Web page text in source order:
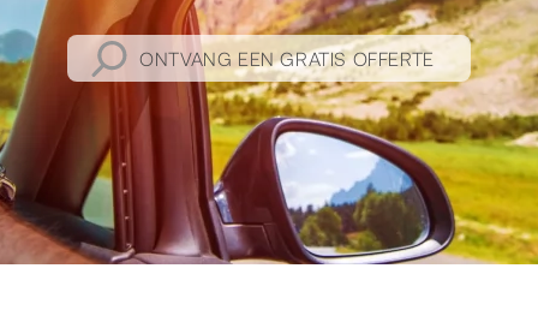
ONTVANG EEN GRATIS OFFERTE